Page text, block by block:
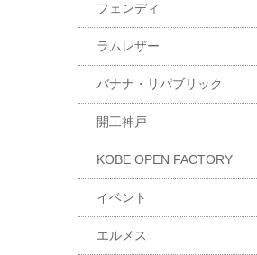
フェンディ
ラムレザー
バナナ・リパブリック
開工神戸
KOBE OPEN FACTORY
イベント
エルメス